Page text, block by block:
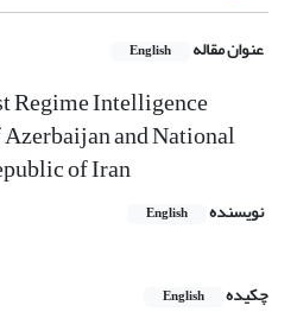
عنوان مقاله English
Regime Intelligence
and National
of Iran
نویسنده English
چکیده
English